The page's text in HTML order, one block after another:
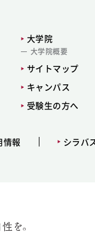
大学院
大学院概要
サイトマップ
キャンパス
受験生の方へ
情報 シラバ